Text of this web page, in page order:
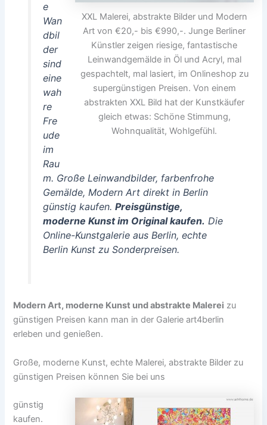
XXL Malerei, abstrakte Bilder und Modern
Art von €20,- bis €990,-. Junge Berliner
Künstler zeigen riesige, fantastische
Leinwandgemälde in Öl und Acryl, mal
gespachtelt, mal lasiert, im Onlineshop zu
supergünstigen Preisen. Von einem
abstrakten XXL Bild hat der Kunstkäufer
gleich etwas: Schöne Stimmung,
Wohnqualität, Wohlgefühl.
e
Wan
dbil
der
sind
eine
wah
re
Fre
ude
im
Rau
m. Große Leinwandbilder, farbenfrohe
Gemälde, Modern Art direkt in Berlin
günstig kaufen. Preisgünstige,
moderne Kunst im Original kaufen. Die
Online-Kunstgalerie aus Berlin, echte
Berlin Kunst zu Sonderpreisen.
Modern Art, moderne Kunst und abstrakte Malerei zu
günstigen Preisen kann man in der Galerie art4berlin
erleben und genießen.
Große, moderne Kunst, echte Malerei, abstrakte Bilder zu
günstigen Preisen können Sie bei uns
günstig
kaufen.